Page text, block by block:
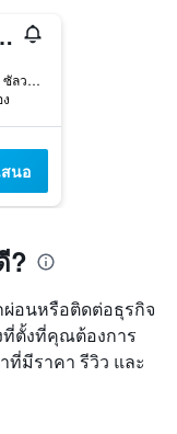
กวาเตมี
Travessa Pinto, n° 01, ซัลวาดอร์, บราซิล
นอ
?
ผ่อนหรือติดต่อธุรกิจ
ตั้งที่คุณต้องการ
มีราคา รีวิว และ